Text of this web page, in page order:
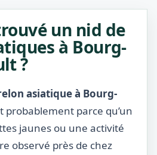
un nid de
à Bourg-
?
asiatique à Bourg-
probablement parce qu’un
jaunes ou une activité
observé près de chez